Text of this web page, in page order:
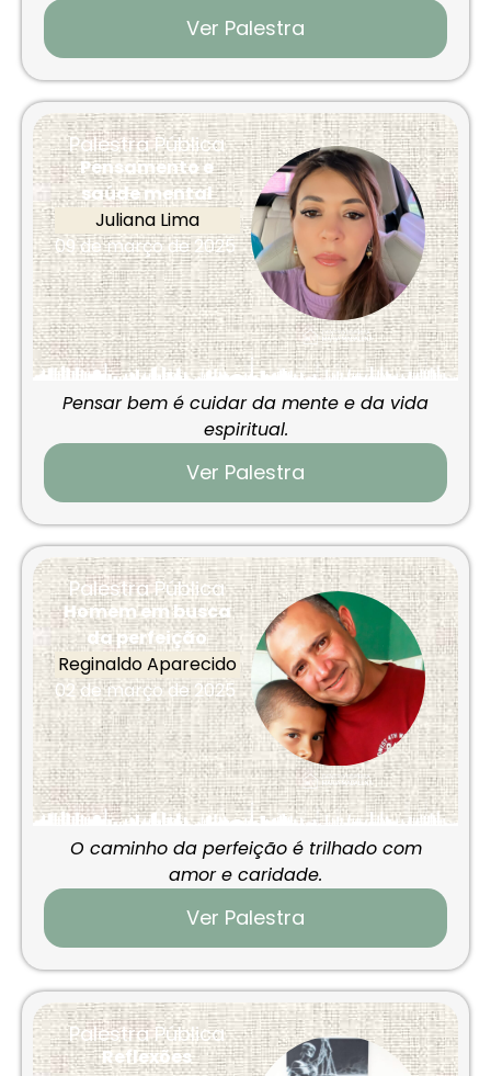
Ver Palestra
Palestra Pública
Pensamento e
saúde mental
Juliana Lima
09 de março de 2025
Pensar bem é cuidar da mente e da vida
espiritual.
Ver Palestra
Palestra Pública
Homem em busca
da perfeição
Reginaldo Aparecido
02 de março de 2025
O caminho da perfeição é trilhado com
amor e caridade.
Ver Palestra
Palestra Pública
Reflexões